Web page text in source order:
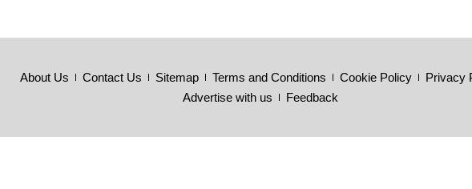
About Us Contact Us Sitemap Terms and Conditions Cookie Policy
Privacy
Advertise with us
Feedback